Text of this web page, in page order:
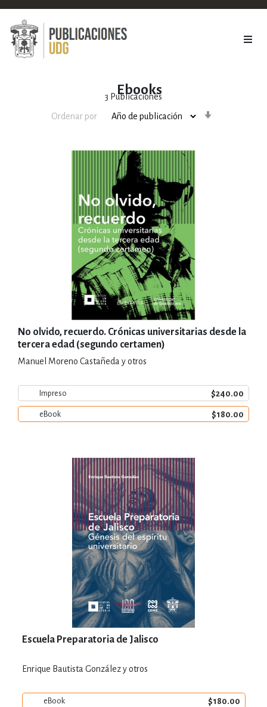
Ebooks
3 Publicaciones
Ordenar por
No olvido, recuerdo. Crónicas universitarias desde la
tercera edad (segundo certamen)
Manuel Moreno Castañeda y otros
Impreso $240.00
eBook $180.00
Escuela Preparatoria de Jalisco
Enrique Bautista González y otros
eBook $180.00